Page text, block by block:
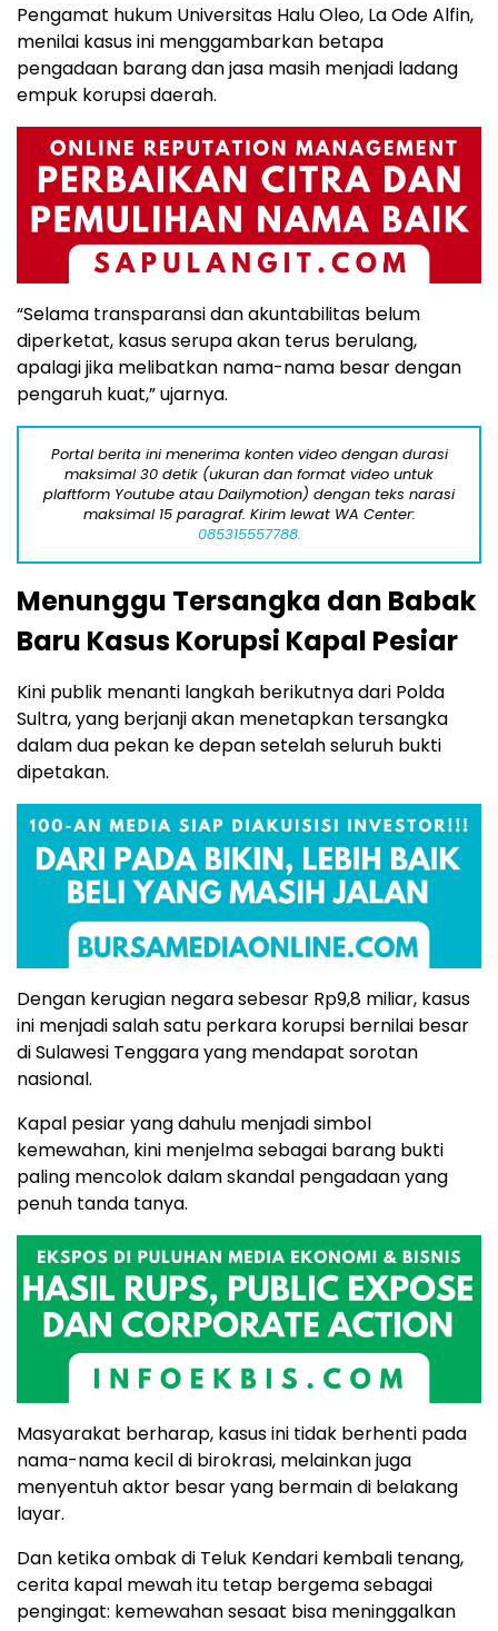
Pengamat hukum Universitas Halu Oleo, La Ode Alfin,
menilai kasus ini menggambarkan betapa
pengadaan barang dan jasa masih menjadi ladang
empuk korupsi daerah.
“Selama transparansi dan akuntabilitas belum
diperketat, kasus serupa akan terus berulang,
apalagi jika melibatkan nama-nama besar dengan
pengaruh kuat,” ujarnya.
Portal berita ini menerima konten video dengan durasi
maksimal 30 detik (ukuran dan format video untuk
plaftform Youtube atau Dailymotion) dengan teks narasi
maksimal 15 paragraf. Kirim lewat WA Center:
085315557788.
Menunggu Tersangka dan Babak
Baru Kasus Korupsi Kapal Pesiar
Kini publik menanti langkah berikutnya dari Polda
Sultra, yang berjanji akan menetapkan tersangka
dalam dua pekan ke depan setelah seluruh bukti
dipetakan.
Dengan kerugian negara sebesar Rp9,8 miliar, kasus
ini menjadi salah satu perkara korupsi bernilai besar
di Sulawesi Tenggara yang mendapat sorotan
nasional.
Kapal pesiar yang dahulu menjadi simbol
kemewahan, kini menjelma sebagai barang bukti
paling mencolok dalam skandal pengadaan yang
penuh tanda tanya.
Masyarakat berharap, kasus ini tidak berhenti pada
nama-nama kecil di birokrasi, melainkan juga
menyentuh aktor besar yang bermain di belakang
layar.
Dan ketika ombak di Teluk Kendari kembali tenang,
cerita kapal mewah itu tetap bergema sebagai
pengingat: kemewahan sesaat bisa meninggalkan